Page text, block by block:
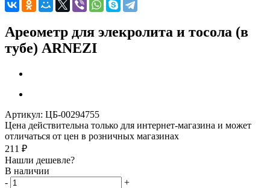
Ареометр для элекролита и тосола (в
тубе) ARNEZI
Артикул: ЦБ-00294755
Цена действительна только для интернет-магазина и может
отличаться от цен в розничных магазинах
211 ₽
Нашли дешевле?
В наличии
-
+